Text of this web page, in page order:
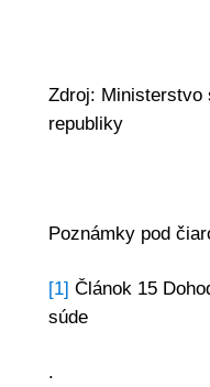
Zdroj: Ministerstvo
republiky
Poznámky pod
[1] Článok 15
súde
.